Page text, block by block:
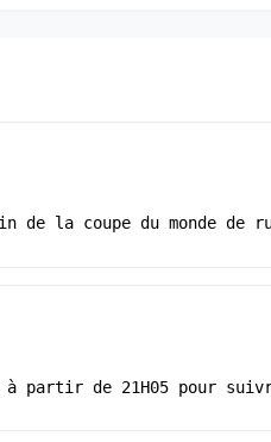
la coupe du monde de
partir de 21H05 pour